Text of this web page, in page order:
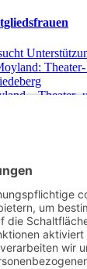
– Theater-
eigener
bitte